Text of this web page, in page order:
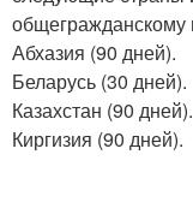
общегражданскому
Абхазия (90 дней).
Беларусь (30 дней).
Казахстан (90 дней).
Киргизия (90 дней).